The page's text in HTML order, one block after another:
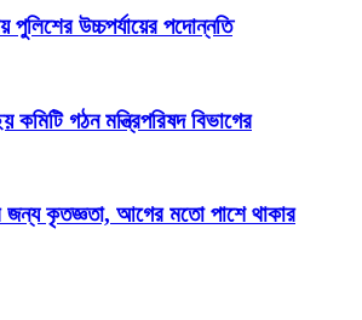
উচ্চপর্যায়ের পদোন্নতি
কমিটি গঠন মন্ত্রিপরিষদ বিভাগের
জন্য কৃতজ্ঞতা, আগের মতো পাশে থাকার